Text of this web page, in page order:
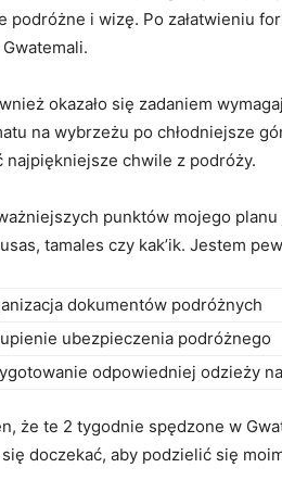
podróżne i wizę. Po załatwieniu
okazało się zadaniem
na wybrzeżu po chłodniejsze
najpiękniejsze chwile z podróży.
punktów mojego
tamales czy kak’ik. Jestem
dokumentów podróżnych
ubezpieczenia podróżnego
odpowiedniej odzieży
że te 2 tygodnie spędzone w
doczekać, aby podzielić się